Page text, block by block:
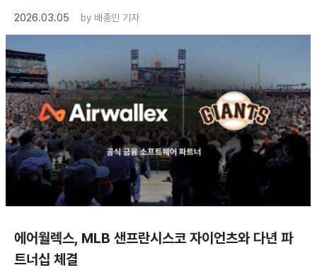
2026.03.05
by 배종인 기자
에어월렉스, MLB 샌프란시스코 자이언츠와 다년 파
트너십 체결